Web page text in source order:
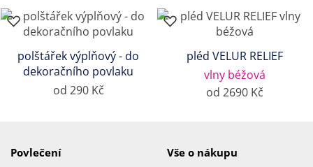
polštářek výplňový - do
dekoračního povlaku
od 290 Kč
pléd VELUR RELIEF
vlny béžová
od 2690 Kč
Povlečení Vše o nákupu